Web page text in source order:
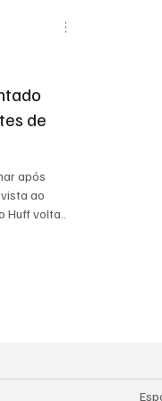
de
após
ao
Huff volta